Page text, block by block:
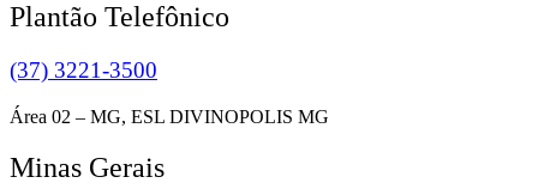
Plantão Telefônico
(37) 3221-3500
Área 02 – MG, ESL DIVINOPOLIS MG
Minas Gerais